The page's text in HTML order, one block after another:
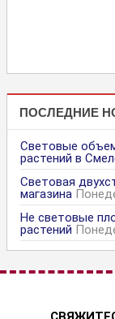
ПОСЛЕДНИЕ
Световые
растений в
Световая
магазина
Не световые
растений